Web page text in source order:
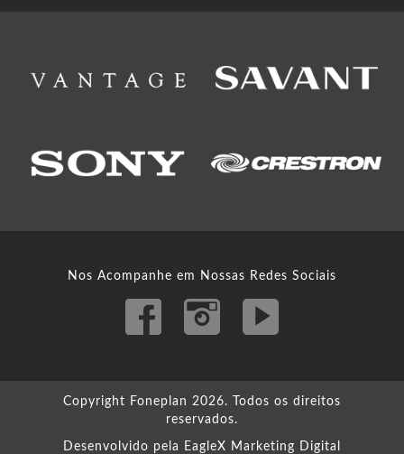
Nos Acompanhe em Nossas Redes Sociais
Copyright Foneplan 2026. Todos os direitos
reservados.
Desenvolvido pela EagleX Marketing Digital